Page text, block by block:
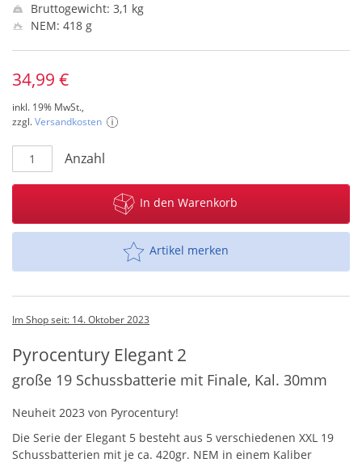
Bruttogewicht: 3,1 kg
NEM: 418 g
34,99 €
inkl. 19% MwSt.,
zzgl.Versandkosten
Anzahl
In den Warenkorb
Artikel merken
Im Shop seit: 14. Oktober 2023
Pyrocentury Elegant 2
große 19 Schussbatterie mit Finale, Kal. 30mm
Neuheit 2023 von Pyrocentury!
Die Serie der Elegant 5 besteht aus 5 verschiedenen XXL 19
Schussbatterien mit je ca. 420gr. NEM in einem Kaliber